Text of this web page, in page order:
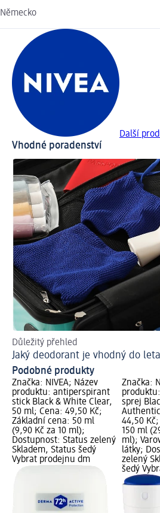
Německo
Další
Vhodné poradenství
Důležitý přehled
Jaký deodorant je vhodný do
Podobné produkty
Značka: NIVEA; Název
produktu: antiperspirant
stick Black & White Clear,
50 ml; Cena: 49,50 Kč;
Základní cena: 50 ml
(9,90 Kč za 10 ml);
Dostupnost: Status zelený
Skladem, Status šedý
Vybrat prodejnu dm
Značka:
sprej
44,50
150 ml
ml);
látky;
zelený
šedý